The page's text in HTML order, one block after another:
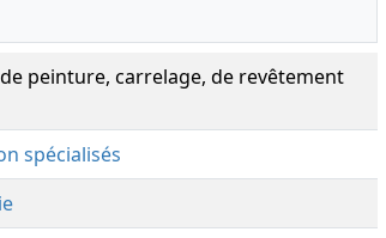
peinture, carrelage, de revêtement
spécialisés